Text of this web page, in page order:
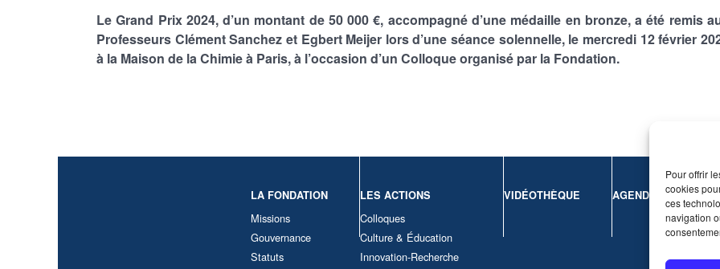
Pour offrir
cookies
ces
navigation
Le Grand Prix 2024, d’un montant de 50 000 €, accompagné d’une médaille en bronze, a été remis
Professeurs Clément Sanchez et Egbert Meijer lors d’une séance solennelle, le mercredi 12 février
à la Maison de la Chimie à Paris, à l’occasion d’un Colloque organisé par la Fondation.
LA FONDATION
Missions
Gouvernance
Statuts
LES ACTIONS
Colloques
Culture & Éducation
Innovation-Recherche
VIDÉOTHÈQUE AGENDA
Nous